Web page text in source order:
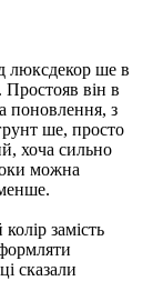
люксдекор ше в
Простояв він в
поновлення, з
ше, просто
хоча сильно
можна
замість
сказали